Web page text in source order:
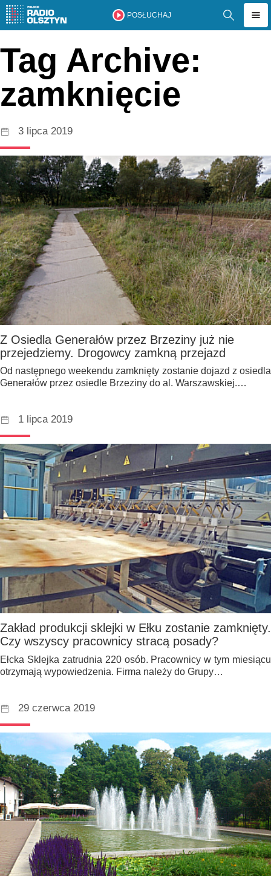
POSŁUCHAJ
Tag Archive:
zamknięcie
3 lipca 2019
Z Osiedla Generałów przez Brzeziny już nie
przejedziemy. Drogowcy zamkną przejazd
Od następnego weekendu zamknięty zostanie dojazd z osiedla
Generałów przez osiedle Brzeziny do al. Warszawskiej.…
1 lipca 2019
Zakład produkcji sklejki w Ełku zostanie zamknięty.
Czy wszyscy pracownicy stracą posady?
Ełcka Sklejka zatrudnia 220 osób. Pracownicy w tym miesiącu
otrzymają wypowiedzenia. Firma należy do Grupy…
29 czerwca 2019